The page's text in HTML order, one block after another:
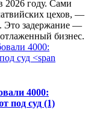
2026 году. Сами
цехов, —
Это задержание —
бизнес.
4000:
под суд (1)